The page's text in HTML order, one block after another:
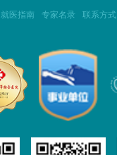
就医指南 专家名录 联系方式